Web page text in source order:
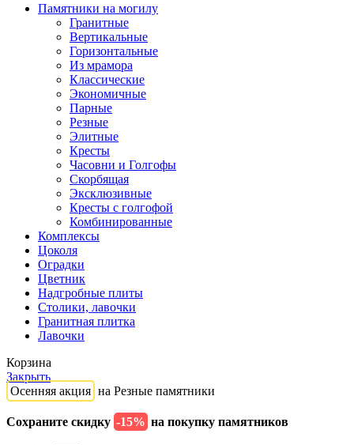
Памятники на могилу
Гранитные
Вертикальные
Горизонтальные
Из мрамора
Классические
Экономичные
Парные
Резные
Элитные
Кресты
Часовни и Голгофы
Скорбящая
Эксклюзивные
Кресты с голгофой
Комбинированные
Комплексы
Цоколя
Оградки
Цветник
Надгробные плиты
Столики, лавочки
Гранитная плитка
Лавочки
Корзина
Закрыть
Осенняя акция на Резные памятники
Сохраните скидку -15% на покупку памятников